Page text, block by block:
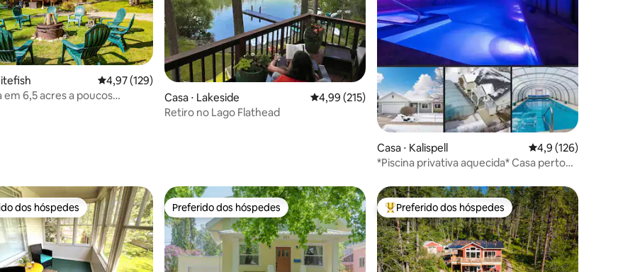
de 5, 120 avaliações
4,97 de uma avaliação média de 5, 129 avaliações
4,97 (129)
em 6,5 acres a poucos
Casa ⋅ Lakeside 4,99 de uma avaliação média de 5, 215 avaliações
4,99 (215)
Retiro no Lago Flathead
Casa ⋅ Kalispell 4,9 de uma avaliação
4,9 (126)
*Piscina privativa aquecida* Casa perto
preferidos dos hóspedes
dos hóspedes Preferido dos hóspedes
Preferido dos hóspedes Entre os melhores preferidos dos hóspedes
Preferido dos hóspedes